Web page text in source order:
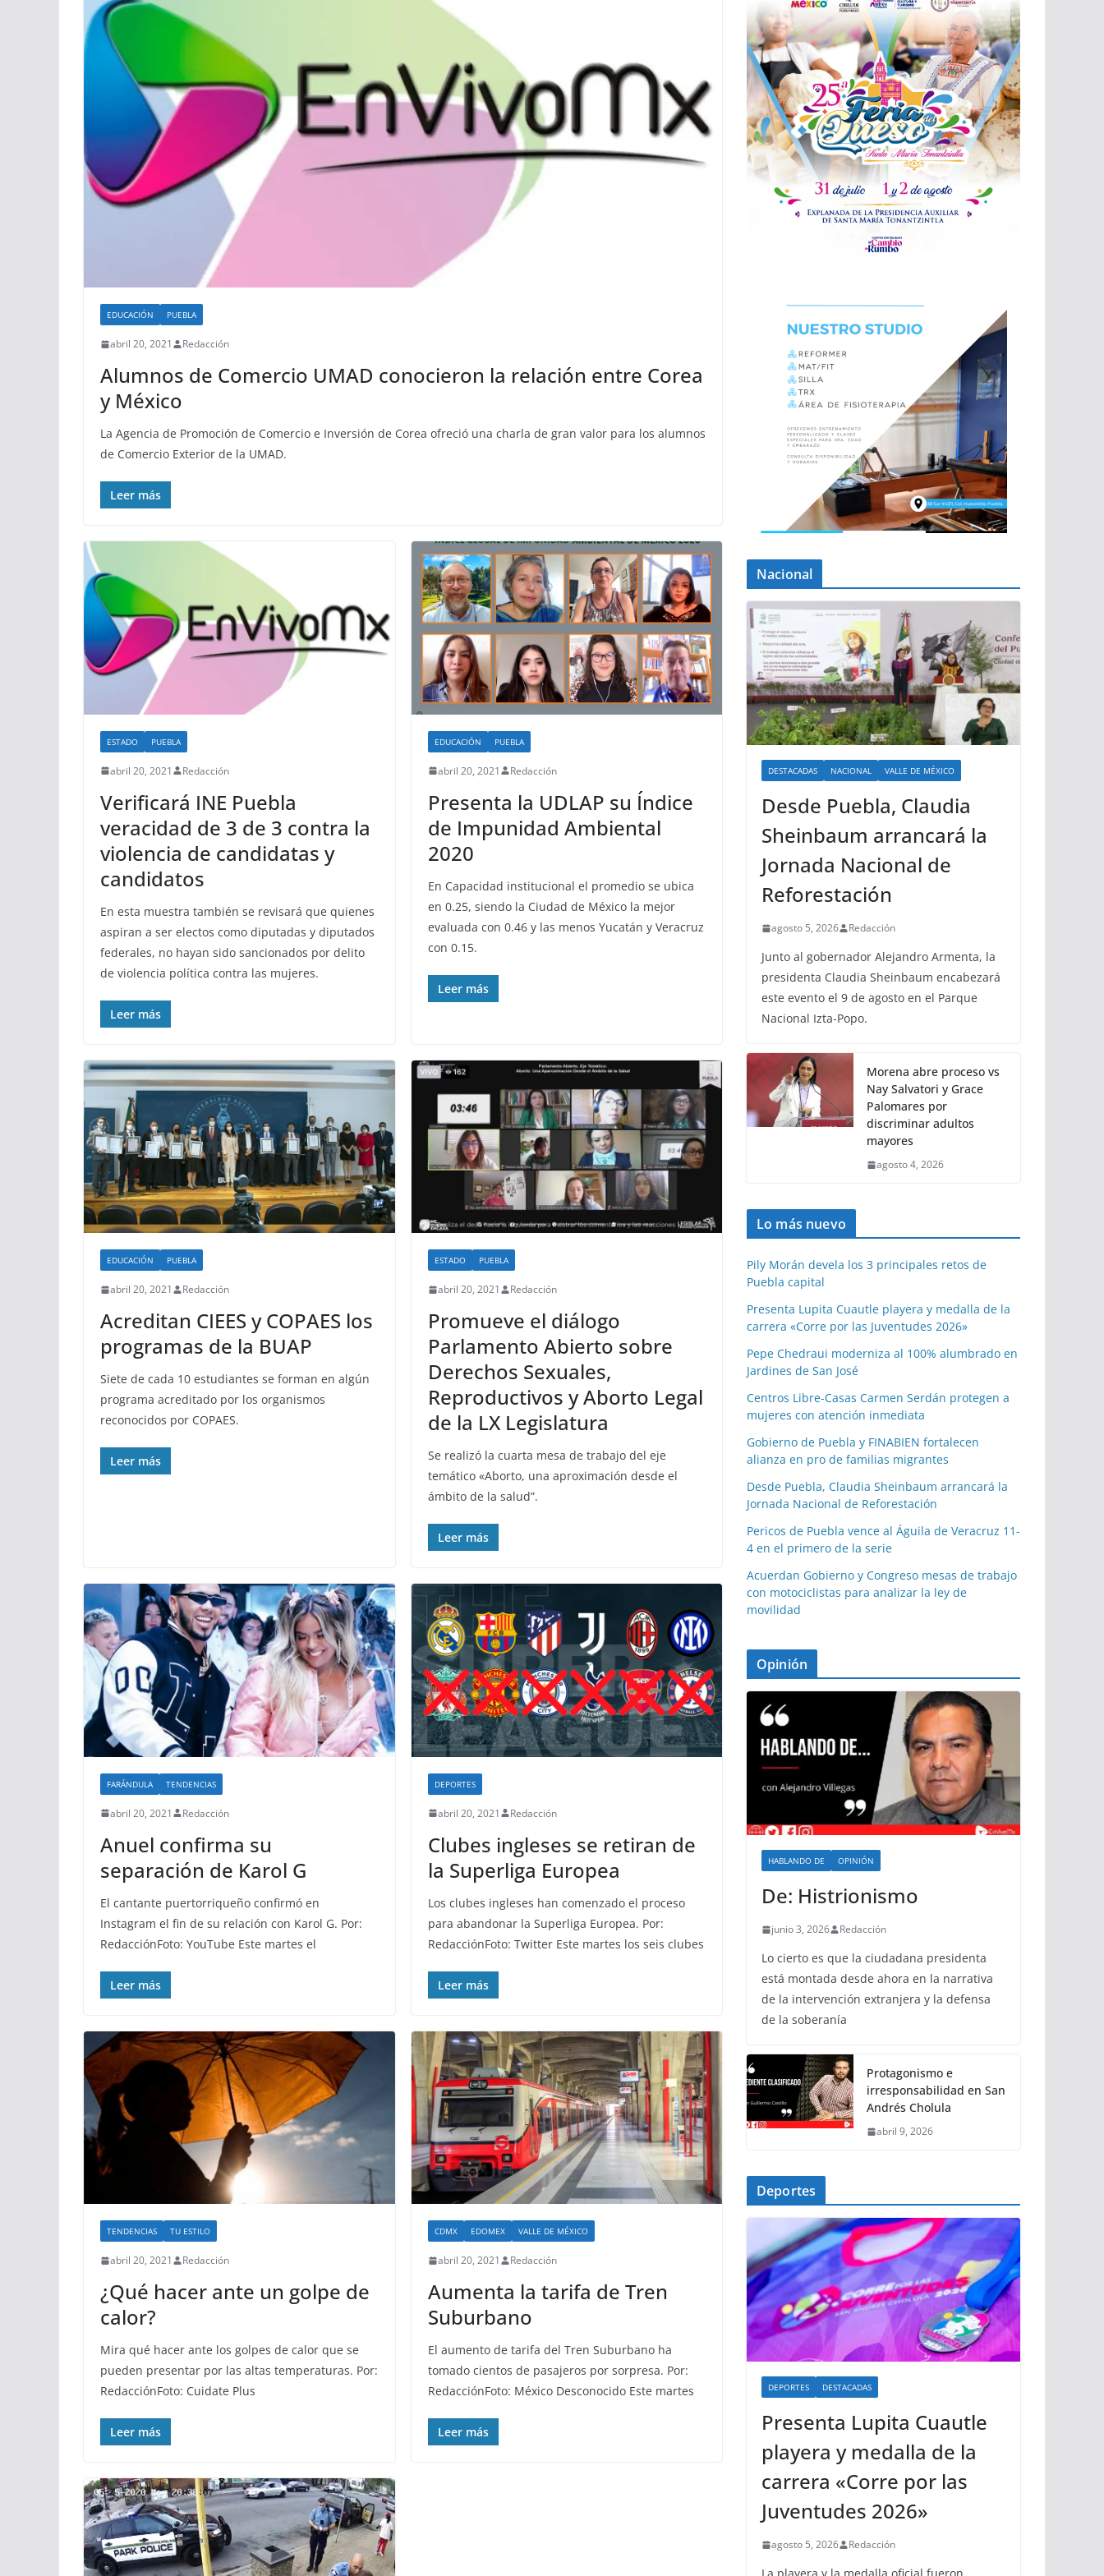
EDUCACIÓN PUEBLA
abril 20, 2021 Redacción
Alumnos de Comercio UMAD conocieron la relación entre Corea
y México
La Agencia de Promoción de Comercio e Inversión de Corea ofreció una charla de gran valor para los alumnos
de Comercio Exterior de la UMAD.
Leer más
ESTADO PUEBLA
abril 20, 2021 Redacción
Verificará INE Puebla
veracidad de 3 de 3 contra la
violencia de candidatas y
candidatos
En esta muestra también se revisará que quienes
aspiran a ser electos como diputadas y diputados
federales, no hayan sido sancionados por delito
de violencia política contra las mujeres.
Leer más
EDUCACIÓN PUEBLA
abril 20, 2021 Redacción
Presenta la UDLAP su Índice
de Impunidad Ambiental
2020
En Capacidad institucional el promedio se ubica
en 0.25, siendo la Ciudad de México la mejor
evaluada con 0.46 y las menos Yucatán y Veracruz
con 0.15.
Leer más
EDUCACIÓN PUEBLA
abril 20, 2021 Redacción
Acreditan CIEES y COPAES los
programas de la BUAP
Siete de cada 10 estudiantes se forman en algún
programa acreditado por los organismos
reconocidos por COPAES.
Leer más
ESTADO PUEBLA
abril 20, 2021 Redacción
Promueve el diálogo
Parlamento Abierto sobre
Derechos Sexuales,
Reproductivos y Aborto Legal
de la LX Legislatura
Se realizó la cuarta mesa de trabajo del eje
temático «Aborto, una aproximación desde el
ámbito de la salud”.
Leer más
FARÁNDULA TENDENCIAS
abril 20, 2021 Redacción
Anuel confirma su
separación de Karol G
El cantante puertorriqueño confirmó en
Instagram el fin de su relación con Karol G. Por:
RedacciónFoto: YouTube Este martes el
Leer más
DEPORTES
abril 20, 2021 Redacción
Clubes ingleses se retiran de
la Superliga Europea
Los clubes ingleses han comenzado el proceso
para abandonar la Superliga Europea. Por:
RedacciónFoto: Twitter Este martes los seis clubes
Leer más
TENDENCIAS TU ESTILO
abril 20, 2021 Redacción
¿Qué hacer ante un golpe de
calor?
Mira qué hacer ante los golpes de calor que se
pueden presentar por las altas temperaturas. Por:
RedacciónFoto: Cuidate Plus
Leer más
CDMX EDOMEX VALLE DE MÉXICO
abril 20, 2021 Redacción
Aumenta la tarifa de Tren
Suburbano
El aumento de tarifa del Tren Suburbano ha
tomado cientos de pasajeros por sorpresa. Por:
RedacciónFoto: México Desconocido Este martes
Leer más
Nacional
DESTACADAS NACIONAL VALLE DE MÉXICO
Desde Puebla, Claudia
Sheinbaum arrancará la
Jornada Nacional de
Reforestación
agosto 5, 2026 Redacción
Junto al gobernador Alejandro Armenta, la
presidenta Claudia Sheinbaum encabezará
este evento el 9 de agosto en el Parque
Nacional Izta-Popo.
Morena abre proceso vs
Nay Salvatori y Grace
Palomares por
discriminar adultos
mayores
agosto 4, 2026
Lo más nuevo
Pily Morán devela los 3 principales retos de
Puebla capital
Presenta Lupita Cuautle playera y medalla de la
carrera «Corre por las Juventudes 2026»
Pepe Chedraui moderniza al 100% alumbrado en
Jardines de San José
Centros Libre-Casas Carmen Serdán protegen a
mujeres con atención inmediata
Gobierno de Puebla y FINABIEN fortalecen
alianza en pro de familias migrantes
Desde Puebla, Claudia Sheinbaum arrancará la
Jornada Nacional de Reforestación
Pericos de Puebla vence al Águila de Veracruz 11-
4 en el primero de la serie
Acuerdan Gobierno y Congreso mesas de trabajo
con motociclistas para analizar la ley de
movilidad
Opinión
HABLANDO DE OPINIÓN
De: Histrionismo
junio 3, 2026 Redacción
Lo cierto es que la ciudadana presidenta
está montada desde ahora en la narrativa
de la intervención extranjera y la defensa
de la soberanía
Protagonismo e
irresponsabilidad en San
Andrés Cholula
abril 9, 2026
Deportes
DEPORTES DESTACADAS
Presenta Lupita Cuautle
playera y medalla de la
carrera «Corre por las
Juventudes 2026»
agosto 5, 2026 Redacción